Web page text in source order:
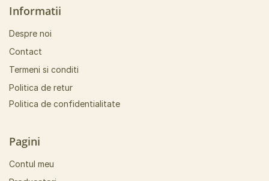
Informatii
Despre noi
Contact
Termeni si conditi
Politica de retur
Politica de confidentialitate
Pagini
Contul meu